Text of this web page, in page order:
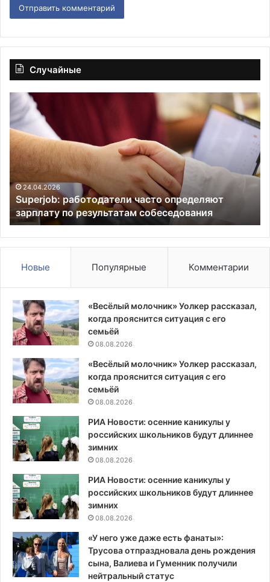
Случайные
Superjob:
работодатели
часто
определяют
зарплату
по результатам
собеседования
24.04.2026
Superjob: работодатели часто определяют
зарплату по результатам собеседования
на
ВС
РФ
по
Новые Популярные Комментарии
«Весёлый молочник» Уолкер рассказал,
когда прояснится ситуация с его
семьёй
08.08.2026
«Весёлый молочник» Уолкер рассказал,
когда прояснится ситуация с его
семьёй
08.08.2026
РИА Новости: осенние каникулы у
российских школьников будут длиннее
зимних
08.08.2026
РИА Новости: осенние каникулы у
российских школьников будут длиннее
зимних
08.08.2026
«У него уже даже есть фанаты»:
Трусова отпраздновала день рождения
сына, Валиева и Гуменник получили
нейтральный статус